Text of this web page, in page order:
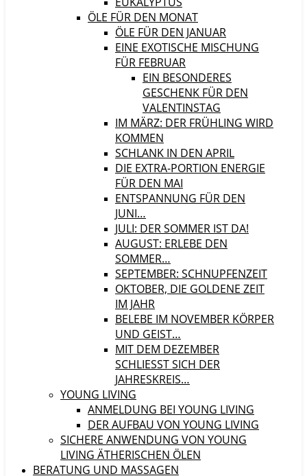
ÖLE FÜR DEN MONAT
ÖLE FÜR DEN JANUAR
EINE EXOTISCHE MISCHUNG
FÜR FEBRUAR
EIN BESONDERES
GESCHENK FÜR DEN
VALENTINSTAG
IM MÄRZ: DER FRÜHLING WIRD
KOMMEN
SCHLANK IN DEN APRIL
DIE EXTRA-PORTION ENERGIE
FÜR DEN MAI
ENTSPANNUNG FÜR DEN
JUNI…
JULI: DER SOMMER IST DA!
AUGUST: ERLEBE DEN
SOMMER…
SEPTEMBER: SCHNUPFENZEIT
OKTOBER, DIE GOLDENE ZEIT
IM JAHR
BELEBE IM NOVEMBER KÖRPER
UND GEIST…
MIT DEM DEZEMBER
SCHLIESST SICH DER J
AHRESKREIS…
YOUNG LIVING
ANMELDUNG BEI YOUNG LIVING
DER AUFBAU VON YOUNG LIVING
SICHERE ANWENDUNG VON YOUNG
LIVING ÄTHERISCHEN ÖLEN
BERATUNG UND MASSAGEN